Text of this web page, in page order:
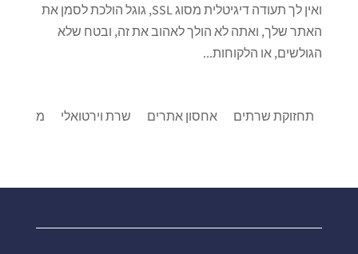
ואין לך תעודה דיגיטלית מסוג SSL, גוגל הולכת לסמן את
האתר שלך, ואתה לא הולך לאהוב את זה, ובטח שלא
הגולשים, או הלקוחות...
תחזוקת שרתים אחסון אתרים שרת וירטואלי מרכזיות IP